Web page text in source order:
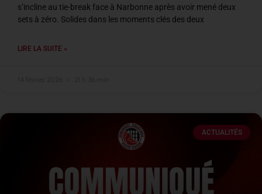
s’incline au tie-break face à Narbonne après avoir mené deux
sets à zéro. Solides dans les moments clés des deux
LIRE LA SUITE »
ACTUALITÉS